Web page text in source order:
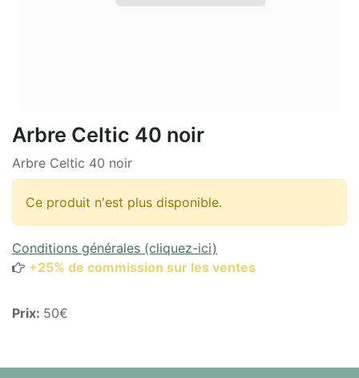
Arbre Celtic 40 noir
Arbre Celtic 40 noir
Ce produit n'est plus disponible.
Conditions générales (cliquez-ici)
+25% de commission sur les ventes
Prix: 50€